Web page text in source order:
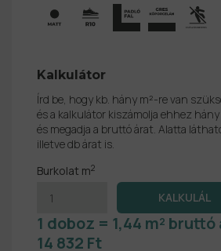
Kalkulátor
Írd be, hogy kb. hány m²-re van
és a kalkulátor kiszámolja ehhez
és megadja a bruttó árat. Alatta
illetve db árat is.
Burkolat m2
1 doboz = 1,44 m² bruttó
14 832 Ft